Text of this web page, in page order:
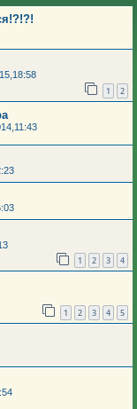
1 2
1 2 3 4
1 2 3 4 5